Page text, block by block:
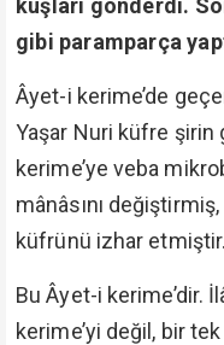
kuşları gönderdi.
gibi paramparça
Âyet-i kerime’de
Yaşar Nuri küfre
kerime’ye veba
mânâsını
küfrünü izhar etmiştir.
Bu Âyet-i kerime’dir.
kerime’yi değil, bir